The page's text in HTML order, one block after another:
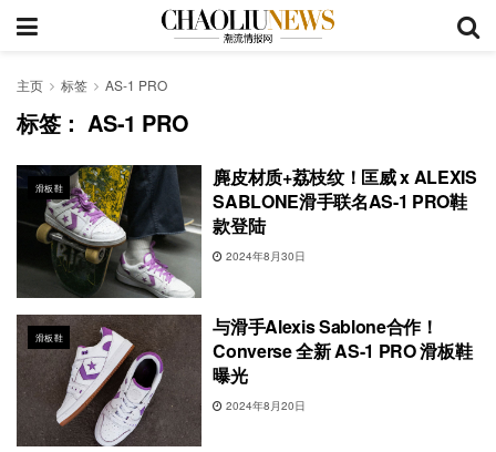
主页 标签 AS-1 PRO
标签：AS-1 PRO
滑板鞋
麂皮材质+荔枝纹！匡威 x ALEXIS
SABLONE滑手联名AS-1 PRO鞋
款登陆
2024年8月30日
滑板鞋
与滑手Alexis Sablone合作！
Converse 全新 AS-1 PRO 滑板鞋
曝光
2024年8月20日